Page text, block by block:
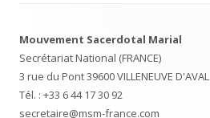
Content
Mouvement Sacerdotal Marial
Secrétariat National (FRANCE)
3 rue du Pont 39600 VILLENEUVE D'AVAL
Tél. : +33 6 44 17 30 92
secretaire@msm-france.com